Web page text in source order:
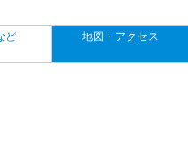
ど 地図・アクセス